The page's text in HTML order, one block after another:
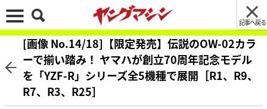
記事へ戻る
[画像 No.14/18]【限定発売】伝説のOW-02カラ
ーで揃い踏み！ ヤマハが創立70周年記念モデル
を「YZF-R」シリーズ全5機種で展開［R1、R9、
R7、R3、R25］